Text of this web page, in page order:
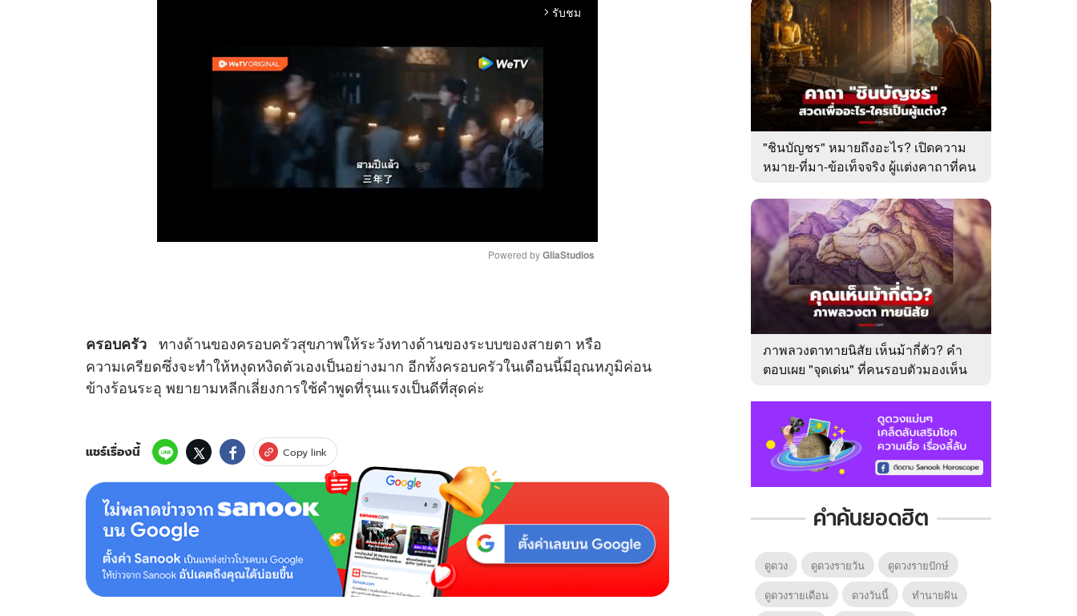
arrow_forward_ios รับชม
t
e
Powered by GliaStudios
ครอบครัว ทางด้านของครอบครัวสุขภาพให้ระวังทางด้านของระบบของสายตา หรือ
ความเครียดซึ่งจะทำให้หงุดหงิดตัวเองเป็นอย่างมาก อีกทั้งครอบครัวในเดือนนี้มีอุณหภูมิค่อน
ข้างร้อนระอุ พยายามหลีกเลี่ยงการใช้คำพูดที่รุนแรงเป็นดีที่สุดค่ะ
แชร์เรื่องนี้ Copy link
"ชินบัญชร" หมายถึงอะไร? เปิดความ
หมาย-ที่มา-ข้อเท็จจริง ผู้แต่งคาถาที่คน
ภาพลวงตาทายนิสัย เห็นม้ากี่ตัว? คำ
ตอบเผย "จุดเด่น" ที่คนรอบตัวมองเห็น
คำค้นยอดฮิต
ดูดวง ดูดวงรายวัน
ดูดวงรายปักษ์
ดูดวงรายเดือน
ดวงวันนี้
ทํานายฝัน